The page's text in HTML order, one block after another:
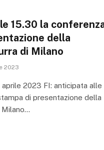
15.30 la
della
di Milano
2023
aprile 2023 FI: anticipata alle
di presentazione della
Milano…